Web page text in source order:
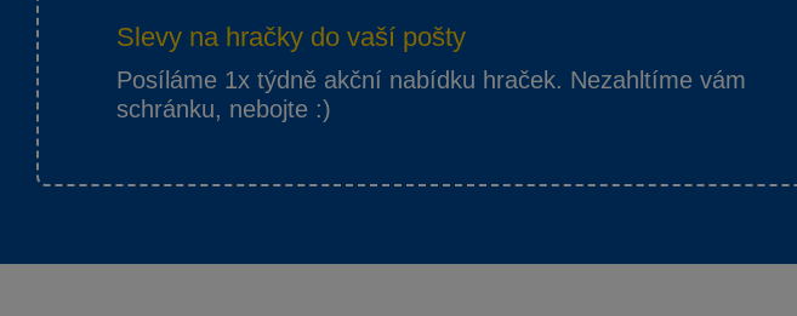
Slevy na hračky do vaší pošty
Posíláme 1x týdně akční nabídku hraček. Nezahltíme vám
schránku, nebojte :)